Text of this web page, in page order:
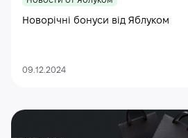
Новорічні бонуси від Яблуком
09.12.2024